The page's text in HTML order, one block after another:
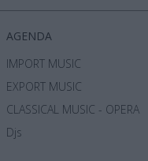
AGENDA
IMPORT MUSIC
EXPORT MUSIC
CLASSICAL MUSIC - OPERA
Djs